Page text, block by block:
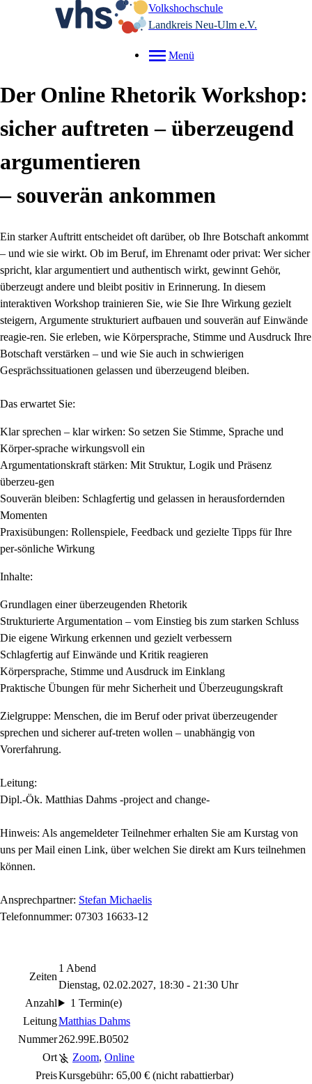
Volkshochschule
Landkreis Neu-Ulm e.V.
Menü
Der Online Rhetorik Workshop:
sicher auftreten – überzeugend
argumentieren
– souverän ankommen
Ein starker Auftritt entscheidet oft darüber, ob Ihre Botschaft ankommt
– und wie sie wirkt. Ob im Beruf, im Ehrenamt oder privat: Wer sicher
spricht, klar argumentiert und authentisch wirkt, gewinnt Gehör,
überzeugt andere und bleibt positiv in Erinnerung. In diesem
interaktiven Workshop trainieren Sie, wie Sie Ihre Wirkung gezielt
steigern, Argumente strukturiert aufbauen und souverän auf Einwände
reagie-ren. Sie erleben, wie Körpersprache, Stimme und Ausdruck Ihre
Botschaft verstärken – und wie Sie auch in schwierigen
Gesprächssituationen gelassen und überzeugend bleiben.
Das erwartet Sie:
Klar sprechen – klar wirken: So setzen Sie Stimme, Sprache und
Körper-sprache wirkungsvoll ein
Argumentationskraft stärken: Mit Struktur, Logik und Präsenz
überzeu-gen
Souverän bleiben: Schlagfertig und gelassen in herausfordernden
Momenten
Praxisübungen: Rollenspiele, Feedback und gezielte Tipps für Ihre
per-sönliche Wirkung
Inhalte:
Grundlagen einer überzeugenden Rhetorik
Strukturierte Argumentation – vom Einstieg bis zum starken Schluss
Die eigene Wirkung erkennen und gezielt verbessern
Schlagfertig auf Einwände und Kritik reagieren
Körpersprache, Stimme und Ausdruck im Einklang
Praktische Übungen für mehr Sicherheit und Überzeugungskraft
Zielgruppe: Menschen, die im Beruf oder privat überzeugender
sprechen und sicherer auf-treten wollen – unabhängig von
Vorerfahrung.
Leitung:
Dipl.-Ök. Matthias Dahms -project and change-
Hinweis: Als angemeldeter Teilnehmer erhalten Sie am Kurstag von
uns per Mail einen Link, über welchen Sie direkt am Kurs teilnehmen
können.
Ansprechpartner: Stefan Michaelis
Telefonnummer: 07303 16633-12
Zeiten
1 Abend
Dienstag, 02.02.2027, 18:30 - 21:30 Uhr
Anzahl
1 Termin(e)
LeitungMatthias Dahms
Nummer262.99E.B0502
Ort
Zoom, Online
PreisKursgebühr: 65,00 € (nicht rabattierbar)